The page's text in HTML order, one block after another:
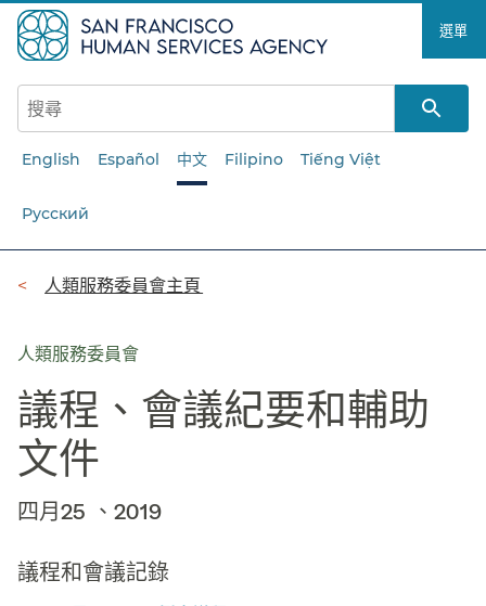
至
主
要
選單​​
English Español 中文 Filipino Tiếng Việt
Русский
導
列​​
人類服務委員會主頁​​
人類服務委員會
議程、會議紀要和輔助
文件​​
四月25 、2019​​
議程和會議記錄​​